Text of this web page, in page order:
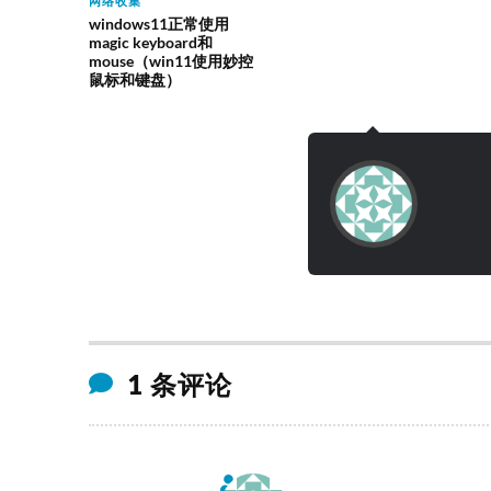
windows11正常使用
magic keyboard和
mouse（win11使用妙控
鼠标和键盘）
1 条评论